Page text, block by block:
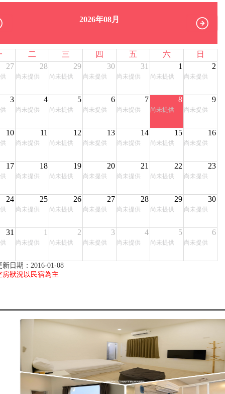
2026年08月
二 三 四 五 六
日
27
28
尚未提供
29
尚未提供
30
尚未提供
31
尚未提供
1
尚未提供
2
尚未提供
3 4
尚未提供
5
尚未提供
6
尚未提供
7
尚未提供
8
尚未提供
9
尚未提供
10 11
尚未提供
12
尚未提供
13
尚未提供
14
尚未提供
15
尚未提供
16
尚未提供
17 18
尚未提供
19
尚未提供
20
尚未提供
21
尚未提供
22
尚未提供
23
尚未提供
24 25
尚未提供
26
尚未提供
27
尚未提供
28
尚未提供
29
尚未提供
30
尚未提供
31 1
尚未提供
2
尚未提供
3
尚未提供
4
尚未提供
5
尚未提供
6
尚未提供
新日期：2016-01-08
房狀況以民宿為主